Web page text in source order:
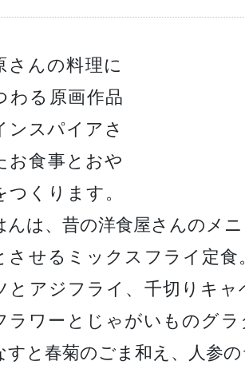
さんの料理に
わる原画作品
ンスパイアさ
お食事とおや
つくります。
んは、昔の洋食屋さんのメ
させるミックスフライ定食
とアジフライ、千切りキャ
ラワーとじゃがいものグラ
すと春菊のごま和え、人参